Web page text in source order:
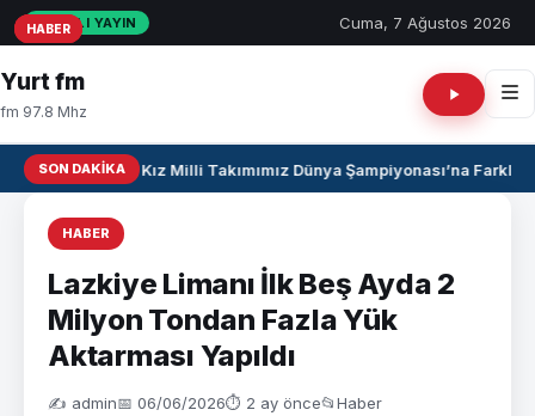
CANLI YAYIN Cuma, 7 Ağustos 2026
Yurt fm
fm 97.8 Mhz
SON DAKIKAU17 Kız Milli Takımımız Dünya Şampiyonası’na Farklı
HABER
Lazkiye Limanı İlk Beş Ayda 2
Milyon Tondan Fazla Yük
Aktarması Yapıldı
✍️ admin📅 06/06/2026⏱ 2 ay önce📂Haber
HABER
HABER
HABER